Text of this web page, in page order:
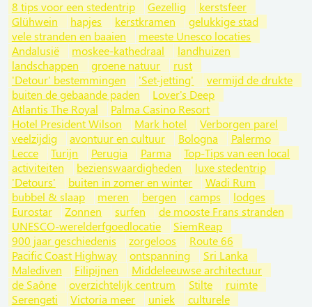
8 tips voor een stedentrip
Gezellig
kerstsfeer
Glühwein
hapjes kerstkramen
gelukkige stad
vele stranden en baaien
meeste Unesco locaties
Andalusië
moskee-kathedraal
landhuizen
landschappen
groene natuur
rust
'Detour' bestemmingen
'Set-jetting'
vermijd de drukte
buiten de gebaande paden
Lover's Deep
Atlantis The Royal
Palma Casino Resort
Hotel President Wilson
Mark hotel
Verborgen parel
veelzijdig
avontuur en cultuur Bologna
Palermo
Lecce
Turijn Perugia Parma
Top-Tips van een local
activiteiten
bezienswaardigheden
luxe stedentrip
'Detours'
buiten in zomer en winter
Wadi Rum
bubbel & slaap
meren bergen camps
lodges
Eurostar
Zonnen surfen
de mooste Frans stranden
UNESCO-werelderfgoedlocatie
SiemReap
900 jaar geschiedenis
zorgeloos
Route 66
Pacific Coast Highway
ontspanning
Sri Lanka
Malediven
Filipijnen
Middeleeuwse architectuur
de Saône
overzichtelijk centrum Stilte
ruimte
Serengeti
Victoria meer uniek
culturele